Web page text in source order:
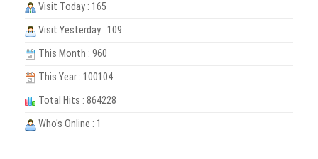
Visit Today : 165
Visit Yesterday : 109
This Month : 960
This Year : 100104
Total Hits : 864228
Who's Online : 1